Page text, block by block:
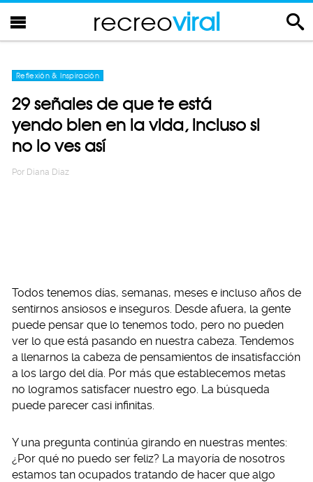
recreoviral
Reflexión & Inspiración
29 señales de que te está
yendo bien en la vida, incluso si
no lo ves así
Por Diana Diaz
Todos tenemos días, semanas, meses e incluso años de
sentirnos ansiosos e inseguros. Desde afuera, la gente
puede pensar que lo tenemos todo, pero no pueden
ver lo que está pasando en nuestra cabeza. Tendemos
a llenarnos la cabeza de pensamientos de insatisfacción
a los largo del día. Por más que establecemos metas
no logramos satisfacer nuestro ego. La búsqueda
puede parecer casi infinitas.
Y una pregunta continúa girando en nuestras mentes:
¿Por qué no puedo ser feliz? La mayoría de nosotros
estamos tan ocupados tratando de hacer que algo